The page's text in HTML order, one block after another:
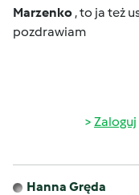
Marzenko , to ja też
pozdrawiam
Zaloguj
Hanna Gręda